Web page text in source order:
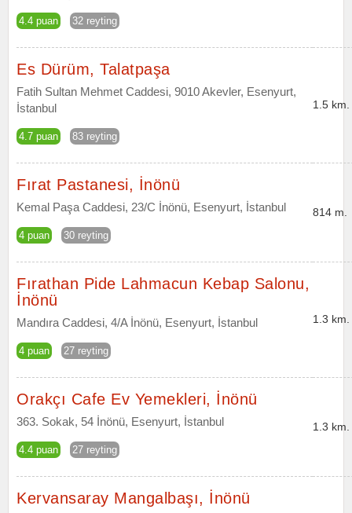
4.4 puan 32 reyting
Es Dürüm, Talatpaşa
Fatih Sultan Mehmet Caddesi, 9010 Akevler, Esenyurt,
İstanbul
4.7 puan 83 reyting
1.5 km.
Fırat Pastanesi, İnönü
Kemal Paşa Caddesi, 23/C İnönü, Esenyurt, İstanbul
4 puan 30 reyting
814 m.
Fırathan Pide Lahmacun Kebap Salonu,
İnönü
Mandıra Caddesi, 4/A İnönü, Esenyurt, İstanbul
4 puan 27 reyting
1.3 km.
Orakçı Cafe Ev Yemekleri, İnönü
363. Sokak, 54 İnönü, Esenyurt, İstanbul
4.4 puan 27 reyting
1.3 km.
Kervansaray Mangalbaşı, İnönü